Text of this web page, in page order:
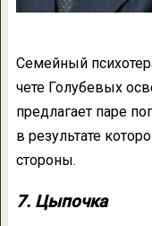
Семейный
чете Голубевых
предлагает паре
в результате
стороны.
7. Цыпочка